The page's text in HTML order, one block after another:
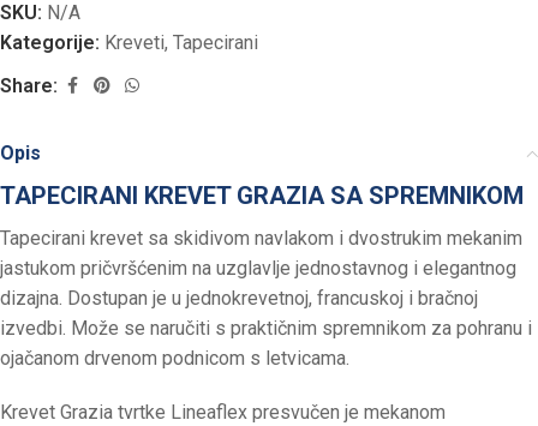
SKU: N/A
Kategorije: Kreveti, Tapecirani
Share:
Opis
TAPECIRANI KREVET GRAZIA SA SPREMNIKOM
Tapecirani krevet sa skidivom navlakom i dvostrukim mekanim
jastukom pričvršćenim na uzglavlje jednostavnog i elegantnog
dizajna. Dostupan je u jednokrevetnoj, francuskoj i bračnoj
izvedbi. Može se naručiti s praktičnim spremnikom za pohranu i
ojačanom drvenom podnicom s letvicama.
Krevet Grazia tvrtke Lineaflex presvučen je mekanom